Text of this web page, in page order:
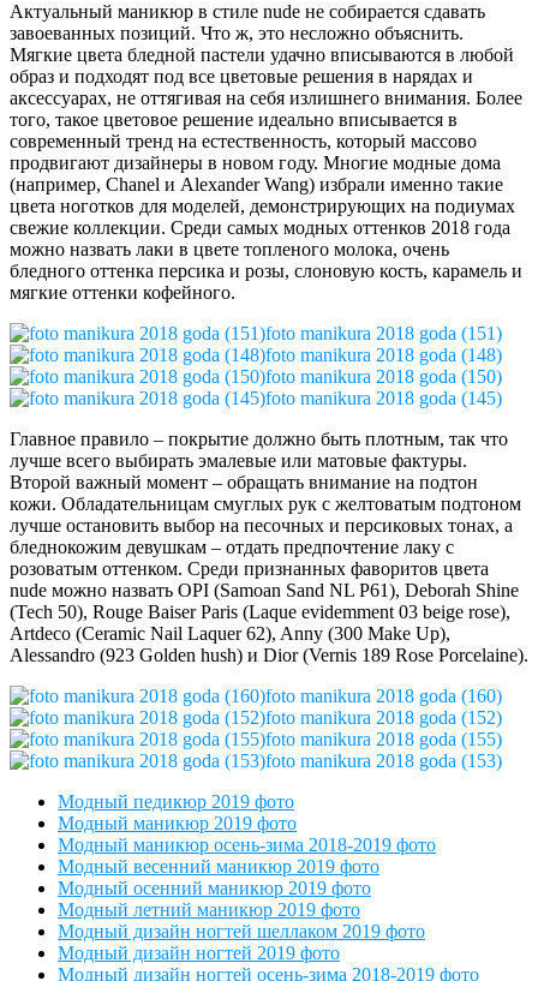
Актуальный маникюр в стиле nude не собирается сдавать
завоеванных позиций. Что ж, это несложно объяснить.
Мягкие цвета бледной пастели удачно вписываются в любой
образ и подходят под все цветовые решения в нарядах и
аксессуарах, не оттягивая на себя излишнего внимания. Более
того, такое цветовое решение идеально вписывается в
современный тренд на естественность, который массово
продвигают дизайнеры в новом году. Многие модные дома
(например, Chanel и Alexander Wang) избрали именно такие
цвета ноготков для моделей, демонстрирующих на подиумах
свежие коллекции. Среди самых модных оттенков 2018 года
можно назвать лаки в цвете топленого молока, очень
бледного оттенка персика и розы, слоновую кость, карамель и
мягкие оттенки кофейного.
foto manikura 2018 goda (151)
foto manikura 2018 goda (148)
foto manikura 2018 goda (150)
foto manikura 2018 goda (145)
Главное правило – покрытие должно быть плотным, так что
лучше всего выбирать эмалевые или матовые фактуры.
Второй важный момент – обращать внимание на подтон
кожи. Обладательницам смуглых рук с желтоватым подтоном
лучше остановить выбор на песочных и персиковых тонах, а
бледнокожим девушкам – отдать предпочтение лаку с
розоватым оттенком. Среди признанных фаворитов цвета
nude можно назвать OPI (Samoan Sand NL P61), Deborah Shine
(Tech 50), Rouge Baiser Paris (Laque evidemment 03 beige rose),
Artdeco (Ceramic Nail Laquer 62), Anny (300 Make Up),
Alessandro (923 Golden hush) и Dior (Vernis 189 Rose Porcelaine).
foto manikura 2018 goda (160)
foto manikura 2018 goda (152)
foto manikura 2018 goda (155)
foto manikura 2018 goda (153)
Модный педикюр 2019 фото
Модный маникюр 2019 фото
Модный маникюр осень-зима 2018-2019 фото
Модный весенний маникюр 2019 фото
Модный осенний маникюр 2019 фото
Модный летний маникюр 2019 фото
Модный дизайн ногтей шеллаком 2019 фото
Модный дизайн ногтей 2019 фото
Модный дизайн ногтей осень-зима 2018-2019 фото